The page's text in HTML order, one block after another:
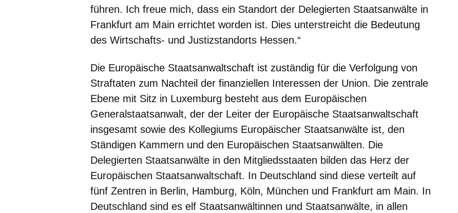
führen. Ich freue mich, dass ein Standort der Delegierten Staatsanwälte in
Frankfurt am Main errichtet worden ist. Dies unterstreicht die Bedeutung
des Wirtschafts- und Justizstandorts Hessen.“
Die Europäische Staatsanwaltschaft ist zuständig für die Verfolgung von
Straftaten zum Nachteil der finanziellen Interessen der Union. Die zentrale
Ebene mit Sitz in Luxemburg besteht aus dem Europäischen
Generalstaatsanwalt, der der Leiter der Europäische Staatsanwaltschaft
insgesamt sowie des Kollegiums Europäischer Staatsanwälte ist, den
Ständigen Kammern und den Europäischen Staatsanwälten. Die
Delegierten Staatsanwälte in den Mitgliedsstaaten bilden das Herz der
Europäischen Staatsanwaltschaft. In Deutschland sind diese verteilt auf
fünf Zentren in Berlin, Hamburg, Köln, München und Frankfurt am Main. In
Deutschland sind es elf Staatsanwältinnen und Staatsanwälte, in allen